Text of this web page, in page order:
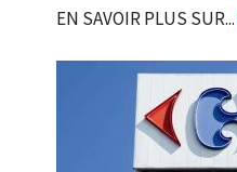
EN SAVOIR PLUS SUR...